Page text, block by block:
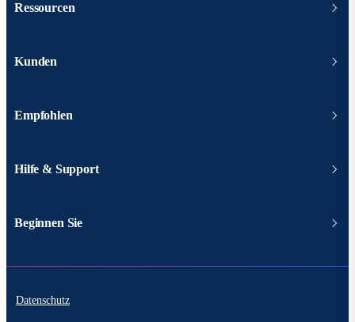
Ressourcen
Kunden
Empfohlen
Hilfe & Support
Beginnen Sie
Datenschutz